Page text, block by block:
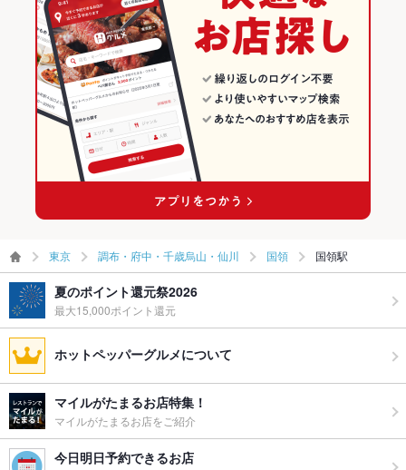
東京 調布・府中・千歳烏山・仙川 国領 国領駅
夏のポイント還元祭2026
最大15,000ポイント還元
ホットペッパーグルメについて
マイルがたまるお店特集！
マイルがたまるお店をご紹介
今日明日予約できるお店